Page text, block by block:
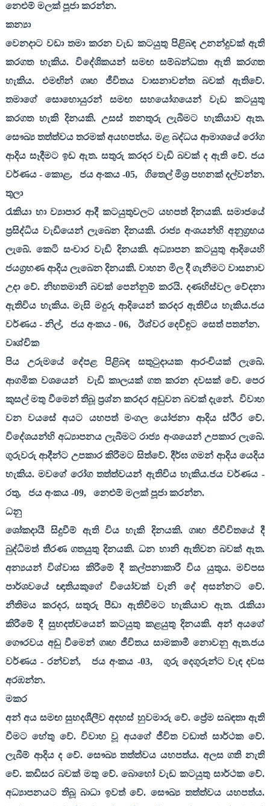
නෙළුම් මලක් පූජා කරන්න.
කන්‍යා
වෙනදාට වඩා තමා කරන වැඩ කටයුතු පිළිබඳ උනන්දුවක් ඇති
කරගත හැකිය. විදේශිකයන් සමඟ සම්බන්ධතා ඇති කරගත
හැකිය. එමඟින් ගෘහ ජීවිතය වාසනාවන්ත බවක් ඇතිවේ.
තමාගේ සොහොයුරන් සමඟ සහයෝගයෙන් වැඩ කටයුතු
කරගත හැකි දිනයකි. උසස් තනතුරු ලැබීමට හැකියාව ඇත.
සෞඛ්‍ය තත්ත්වය තරමක් අයහපත්ය. මළ බද්ධය ආමාශයේ රෝග
ආදිය සෑදීමට ඉඩ ඇත. සතුරු කරදර වැඩි බවක් ද ඇති වේ. ජය
වර්ණය - කොළ, ජය අංකය -05,
ගිතෙල් මිශ්‍ර පහනක් දල්වන්න.
තුලා
රැකියා හා ව්‍යාපාර ආදී කටයුතුවලට යහපත් දිනයකි. සමාජයේ
ප්‍රසිද්ධිය වැඩියෙන් ලැබෙන දිනයකි. රාජ්‍ය අංශයන්හි අනුග්‍රහය
ලැබේ. කෙටි සංචාර වැඩි දිනයකි. අධ්‍යාපන කටයුතු ආදියෙහි
ජයග්‍රහණ ආදිය ලැබෙන දිනයකි. වාහන මිල දී ගැනීමට වාසනාව
උදා වේ. නිහතමානී බවක් පෙන්නුම් කරයි. දණහිස්වල වේදනා
ඇතිවිය හැකිය. මැසි මදුරු ආදියෙන් කරදර ඇතිවිය හැකිය.ජය
වර්ණය - නිල්, ජය අංකය - 06, ඊශ්වර දෙවිඳුට සෙත් පතන්න.
වෘශ්චික
පිය උරුමයේ දේපළ පිළිබඳ සතුටුදායක ආරංචියක් ලැබේ.
ආගමික වශයෙන්
වැඩි කාලයක් ගත කරන දවසක් වේ. පෙර
කුසල් මතු වීමෙන් තිබූ ප්‍රශ්න කරදර අඩුවන බවක් දැනේ. විවාහ
වන වයසේ අයට යහපත් මංගල යෝජනා ආදිය ස්ථිර වේ.
විදේශයන්හි අධ්‍යාපනය ලැබීමට රාජ්‍ය අංශයෙන් උපකාර ලැබේ.
ගුරුවරු ආදීන්ට උපකාර කිරීමට සිත්වේ. දීර්ඝ ගමන් ආදිය යෙදිය
හැකිය. මවගේ රෝග තත්ත්වයන් ඇතිවිය හැකිය.ජය වර්ණය -
රතු, ජය අංකය -09,
නෙළුම් මලක් පූජා කරන්න.
ධනු
ශෝකදායී සිදුවීම් ඇති විය හැකි දිනයකි. ගෘහ ජිවීවිතයේ දී
බුද්ධිමත් තීරණ ගතයුතු දිනයකි. ධන හානි ඇතිවන බවක් ඇත.
අන්‍යයන් විශ්වාස කිරීමේ දී කල්පනාකාරී විය යුතුය. මව්පස
පාර්ශවයේ ඥාතියකුගේ වියෝවක් වැනි දේ අසන්නට වේ.
නීතිමය කරදර, සතුරු පීඩා ඇතිවීමට හැකියාව ඇත. රැකියා
කිරීමේ දී සුහදත්වයෙන් කටයුතු කළයුතු දිනයකි. අන් අයගේ
ගෞරවය අඩු වීමෙන් ගෘහ ජීවිතය සාමකාමී නොවනු ඇත.ජය
වර්ණය - රන්වන්, ජය අංකය -03,
ගුරු දෙගුරුන්ට වැඳ දවස
අරඹන්න.
මකර
අන් අය සමඟ සුහදශීලීව අදහස් හුවමාරු වේ. ප්‍රේම සබඳතා ඇති
වීමට හේතු වේ. විවාහ වූ අයගේ ජීවිත වඩාත් සාර්ථක වේ.
ලැබීම් ආදිය ද වේ. සෞඛ්‍ය තත්ත්වය යහපත්ය. අලස ගති නැති
වේ. කඩිසර බවක් මතු වේ. බොහෝ වැඩ කටයුතු සාර්ථක වේ.
අධ්‍යාපනයට තිබූ බාධා ඉවත් වේ. සෞඛ්‍ය තත්ත්වය යහපත්ය.